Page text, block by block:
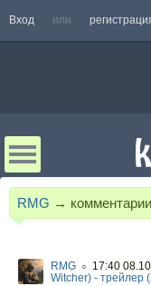
Вход или
RMG → комментарии
RMG ○ 17:40
Witcher) - трейлер